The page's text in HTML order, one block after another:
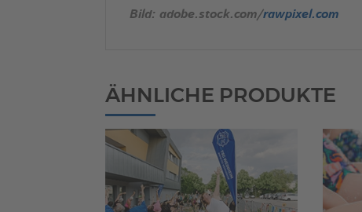
Bild: adobe.stock.com/rawpixel.com
ÄHNLICHE PRODUKTE